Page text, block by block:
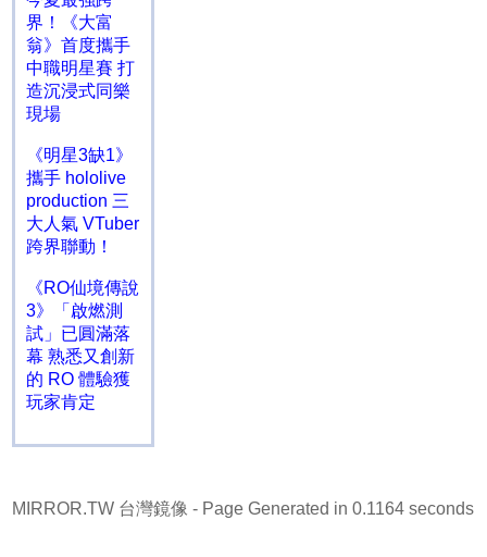
界！《大富
翁》首度攜手
中職明星賽 打
造沉浸式同樂
現場
《明星3缺1》
攜手 hololive
production 三
大人氣 VTuber
跨界聯動！
《RO仙境傳說
3》「啟燃測
試」已圓滿落
幕 熟悉又創新
的 RO 體驗獲
玩家肯定
MIRROR.TW 台灣鏡像 - Page Generated in 0.1164 seconds